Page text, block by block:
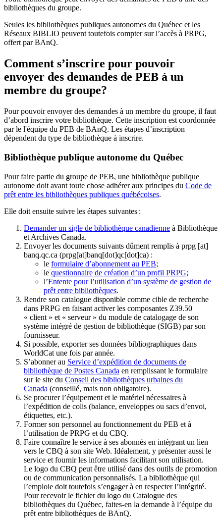
bibliothèques du groupe.
Seules les bibliothèques publiques autonomes du Québec et les
Réseaux BIBLIO peuvent toutefois compter sur l’accès à PRPG,
offert par BAnQ.
Comment s’inscrire pour pouvoir
envoyer des demandes de PEB à un
membre du groupe?
Pour pouvoir envoyer des demandes à un membre du groupe, il faut
d’abord inscrire votre bibliothèque. Cette inscription est coordonnée
par le l'équipe du PEB de BAnQ. Les étapes d’inscription
dépendent du type de bibliothèque à inscrire.
Bibliothèque publique autonome du Québec
Pour faire partie du groupe de PEB, une bibliothèque publique
autonome doit avant toute chose adhérer aux principes du Code de
prêt entre les bibliothèques publiques québécoises.
Elle doit ensuite suivre les étapes suivantes :
Demander un sigle de bibliothèque canadienne à Bibliothèque
et Archives Canada.
Envoyer les documents suivants dûment remplis à prpg [at]
banq.qc.ca (prpg[at]banq[dot]qc[dot]ca) :
le formulaire d’abonnement au PEB;
le questionnaire de création d’un profil PRPG;
l’Entente pour l’utilisation d’un système de gestion de
prêt entre bibliothèques.
Rendre son catalogue disponible comme cible de recherche
dans PRPG en faisant activer les composantes Z39.50
« client » et « serveur » du module de catalogage de son
système intégré de gestion de bibliothèque (SIGB) par son
fournisseur.
Si possible, exporter ses données bibliographiques dans
WorldCat une fois par année.
S’abonner au Service d’expédition de documents de
bibliothèque de Postes Canada en remplissant le formulaire
sur le site du Conseil des bibliothèques urbaines du
Canada (conseillé, mais non obligatoire).
Se procurer l’équipement et le matériel nécessaires à
l’expédition de colis (balance, enveloppes ou sacs d’envoi,
étiquettes, etc.).
Former son personnel au fonctionnement du PEB et à
l’utilisation de PRPG et du CBQ.
Faire connaître le service à ses abonnés en intégrant un lien
vers le CBQ à son site Web. Idéalement, y présenter aussi le
service et fournir les informations facilitant son utilisation.
Le logo du CBQ peut être utilisé dans des outils de promotion
ou de communication personnalisés. La bibliothèque qui
l’emploie doit toutefois s’engager à en respecter l’intégrité.
Pour recevoir le fichier du logo du Catalogue des
bibliothèques du Québec, faites-en la demande à l’équipe du
prêt entre bibliothèques de BAnQ.